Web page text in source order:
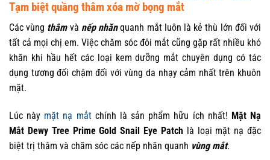
Tạm biệt quầng thâm xóa mờ bọng mắt
Các vùng thâm và nếp nhănquanh mắt luôn là kẻ thù lớn đối với
tất cả mọi chị em. Việc chăm sóc đôi mắt cũng gặp rất nhiều khó
khăn khi hầu hết các loại kem dưỡng mắt chuyên dụng có tác
dụng tương đối chậm đối với vùng da nhạy cảm nhất trên khuôn
mặt.
Lúc này mặt nạ mắtchính là sản phẩm hữu ích nhất! Mặt Nạ
Mắt Dewy Tree Prime Gold Snail Eye Patch là loại mặt nạ đặc
biệt trị thâm và chăm sóc các nếp nhăn quanh vùng mắt.